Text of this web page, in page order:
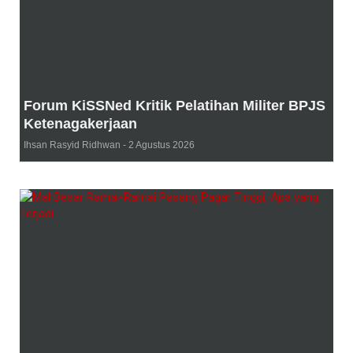
Forum KiSSNed Kritik Pelatihan Militer BPJS
Ketenagakerjaan
Ihsan Rasyid Ridhwan 2 Agustus 2026